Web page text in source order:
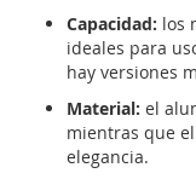
Capacidad: los
ideales para
hay versiones
Material: el
mientras que
elegancia.